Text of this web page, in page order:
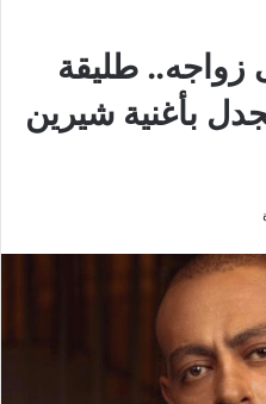
زواجه.. طليقة
بأغنية شيرين